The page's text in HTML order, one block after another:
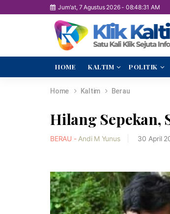
Jum'at, 7 Agustus 2026- 08:48:32 AM
HOME KALTIM POLITIK
Home Kaltim Berau
Hilang Sepekan,
BERAU - Andi M Yunus 30 April